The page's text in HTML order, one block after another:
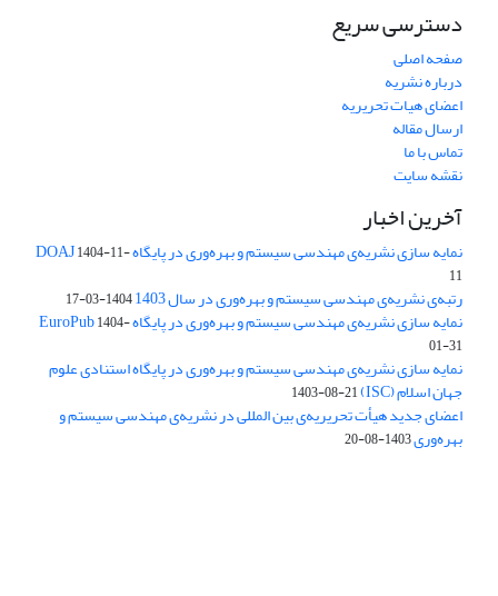
دسترسی سریع
صفحه اصلی
درباره نشریه
اعضای هیات تحریریه
ارسال مقاله
تماس با ما
نقشه سایت
آخرین اخبار
نمایه سازی نشریه‌ی مهندسی سیستم و بهره‌وری در پایگاه DOAJ1404-11-
11
رتبه‌ی نشریه‌ی مهندسی سیستم و بهره‌وری در سال 1403 1404-03-17
نمایه سازی نشریه‌ی مهندسی سیستم و بهره‌وری در پایگاه EuroPub1404-
01-31
نمایه سازی نشریه‌ی مهندسی سیستم و بهره‌وری در پایگاه استنادی علوم
جهان اسلام (ISC) 1403-08-21
اعضای جدید هیأت تحریریه‌ی بین المللی در نشریه‌ی مهندسی سیستم و
بهره‌وری1403-08-20